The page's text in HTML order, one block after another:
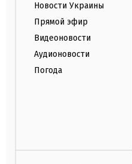
Новости Украины
Прямой эфир
Видеоновости
Аудионовости
Погода